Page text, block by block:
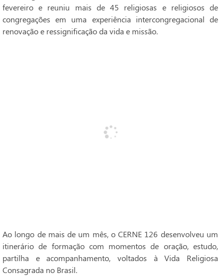
fevereiro e reuniu mais de 45 religiosas e religiosos de
congregações em uma experiência intercongregacional de
renovação e ressignificação da vida e missão.
Ao longo de mais de um mês, o CERNE 126 desenvolveu um
itinerário de formação com momentos de oração, estudo,
partilha e acompanhamento, voltados à Vida Religiosa
Consagrada no Brasil.